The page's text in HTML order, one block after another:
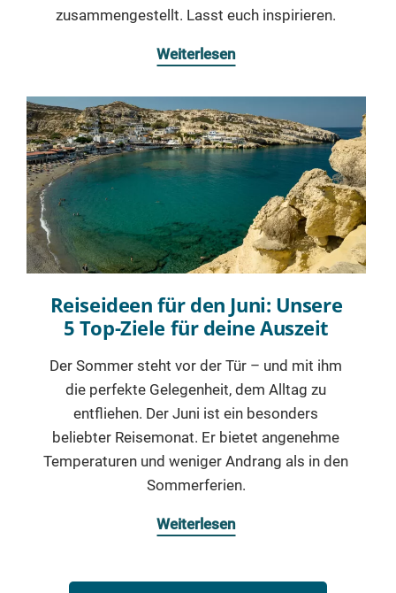
zusammengestellt. Lasst euch inspirieren.
Weiterlesen
Reiseideen für den Juni: Unsere
5 Top-Ziele für deine Auszeit
Der Sommer steht vor der Tür – und mit ihm
die perfekte Gelegenheit, dem Alltag zu
entfliehen. Der Juni ist ein besonders
beliebter Reisemonat. Er bietet angenehme
Temperaturen und weniger Andrang als in den
Sommerferien.
Weiterlesen